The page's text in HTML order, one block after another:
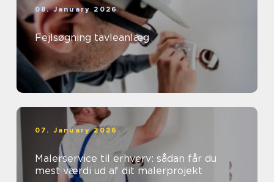
08. January 2026
Fejlsøgning tavleanlæg
07. January 2026
Malerservice til erhverv: sådan får du
mest værdi ud af dit malerprojekt